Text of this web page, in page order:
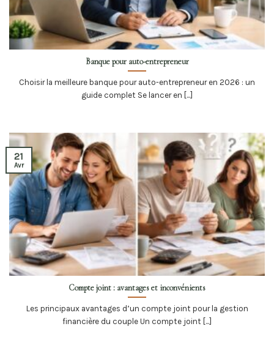
Banque pour auto-entrepreneur
Choisir la meilleure banque pour auto-entrepreneur en 2026 : un
guide complet Se lancer en [...]
Compte joint : avantages et inconvénients
Les principaux avantages d’un compte joint pour la gestion
financière du couple Un compte joint [...]
21
Avr